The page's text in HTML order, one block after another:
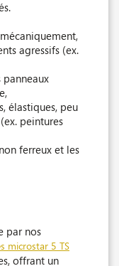
agressifs (ex.
panneaux
élastiques, peu
peintures
ferreux et les
par nos
microstar 5 TS
offrant un